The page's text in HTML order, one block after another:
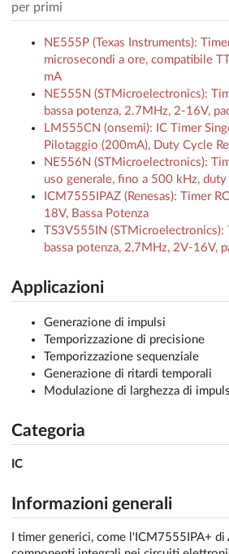
per primi
NE555P (Texas Instruments):
microsecondi a ore, compatibile
mA
NE555N (STMicroelectronics):
bassa potenza, 2.7MHz, 2-16V,
LM555CN (onsemi): IC Timer
Pilotaggio (200mA), Duty Cycle
NE556N (STMicroelectronics):
uso generale, fino a 500 kHz,
ICM7555IPAZ (Renesas): Timer
18V, Bassa Potenza
TS3V555IN (STMicroelectronics):
bassa potenza, 2,7MHz, 2V-16V,
Applicazioni
Generazione di impulsi
Temporizzazione di precisione
Temporizzazione sequenziale
Generazione di ritardi temporali
Modulazione di larghezza di
Categoria
IC
Informazioni generali
I timer generici, come l'ICM7555IPA+